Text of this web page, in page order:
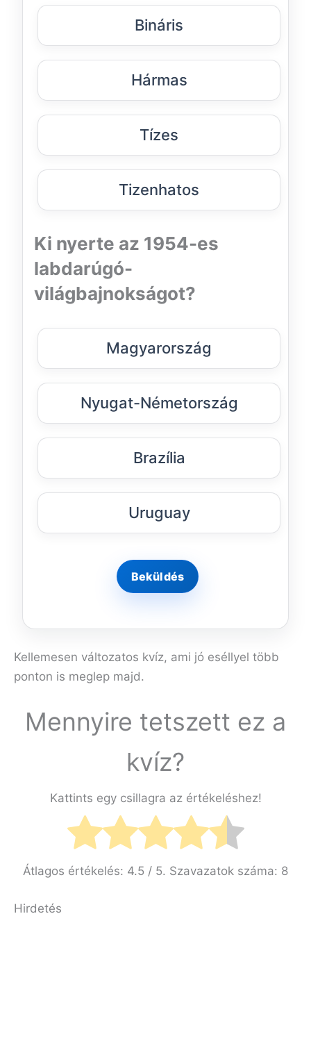
Bináris
Hármas
Tízes
Tizenhatos
Ki nyerte az 1954-es
labdarúgó-
világbajnokságot?
Magyarország
Nyugat-Németország
Brazília
Uruguay
Kellemesen változatos kvíz, ami jó eséllyel több
ponton is meglep majd.
Mennyire tetszett ez a
kvíz?
Kattints egy csillagra az értékeléshez!
Átlagos értékelés: 4.5 / 5. Szavazatok száma: 8
Hirdetés